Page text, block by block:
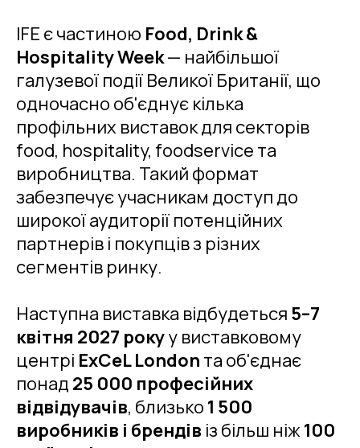
IFE є частиною Food, Drink &
Hospitality Week— найбільшої
галузевої події Великої Британії, що
одночасно об'єднує кілька
профільних виставок для секторів
food, hospitality, foodservice та
виробництва. Такий формат
забезпечує учасникам доступ до
широкої аудиторії потенційних
партнерів і покупців з різних
сегментів ринку.
Наступна виставка відбудеться 5–7
квітня 2027 рокуу виставковому
центрі ExCeL London та об'єднає
понад 25 000 професійних
відвідувачів, близько 1 500
виробників і брендів із більш ніж100